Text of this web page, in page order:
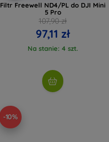
Filtr Freewell ND4/PL do DJI Mini
5 Pro
107,90 zł
97,11 zł
Na stanie: 4 szt.
-10%